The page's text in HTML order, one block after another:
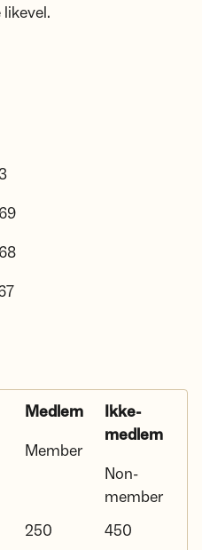
Medlem
Member
Ikke-
medlem
Non-
member
250 450